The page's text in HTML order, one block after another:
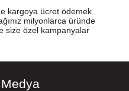
kargoya ücret ödemek
milyonlarca üründe
size özel kampanyalar